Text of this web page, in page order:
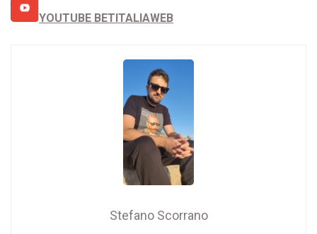
YOUTUBE BETITALIAWEB
Stefano Scorrano